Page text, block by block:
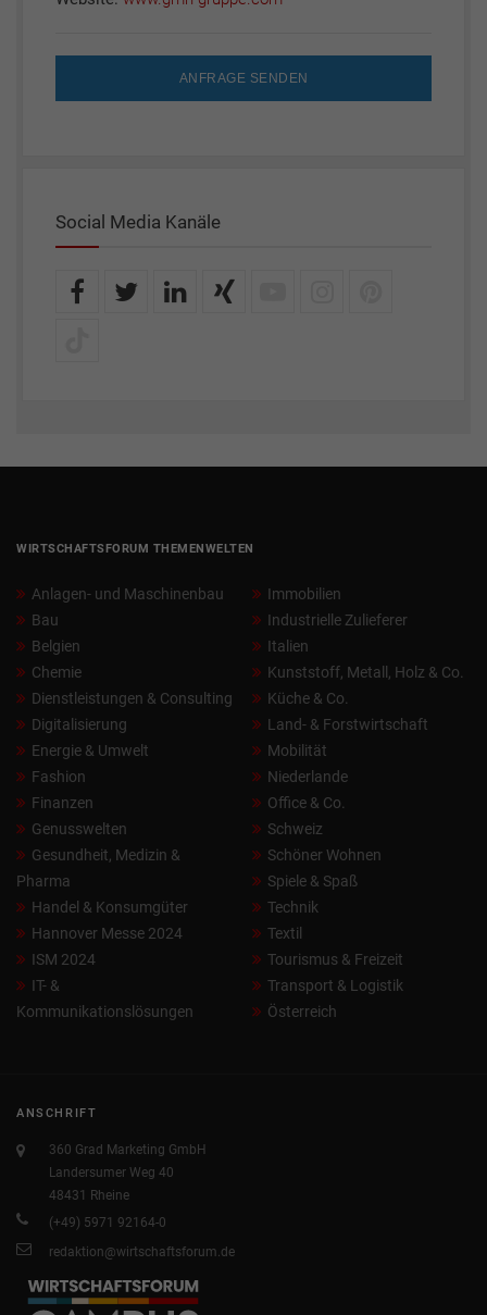
ANFRAGE SENDEN
Social Media Kanäle
WIRTSCHAFTSFORUM THEMENWELTEN
Anlagen- und Maschinenbau
Bau
Belgien
Chemie
Dienstleistungen & Consulting
Digitalisierung
Energie & Umwelt
Fashion
Finanzen
Genusswelten
Gesundheit, Medizin &
Pharma
Handel & Konsumgüter
Hannover Messe 2024
ISM 2024
IT- &
Kommunikationslösungen
Immobilien
Industrielle Zulieferer
Italien
Kunststoff, Metall, Holz & Co.
Küche & Co.
Land- & Forstwirtschaft
Mobilität
Niederlande
Office & Co.
Schweiz
Schöner Wohnen
Spiele & Spaß
Technik
Textil
Tourismus & Freizeit
Transport & Logistik
Österreich
ANSCHRIFT
360 Grad Marketing GmbH
Landersumer Weg 40
48431 Rheine
(+49) 5971 92164-0
redaktion@wirtschaftsforum.de